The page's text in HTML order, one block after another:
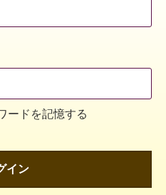
ードを記憶する
イン